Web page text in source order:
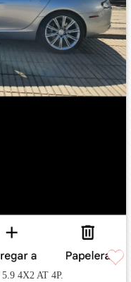
5.9 4X2 AT 4P.